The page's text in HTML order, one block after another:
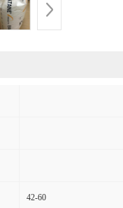
42-60